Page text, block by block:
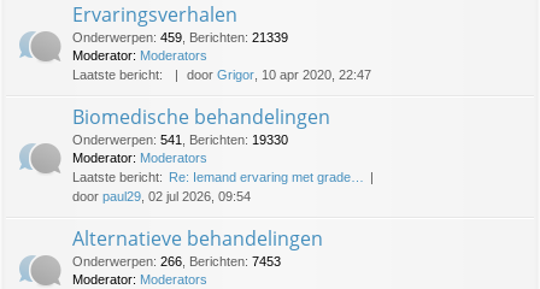
Ervaringsverhalen
Onderwerpen: 459 Berichten: 21339
Moderator: Moderators
Laatste bericht:
door Grigor , 10 apr 2020, 22:47
Biomedische behandelingen
Onderwerpen: 541 Berichten: 19330
Moderator: Moderators
Laatste bericht: Re: Iemand ervaring met grade…
door paul29 , 02 jul 2026, 09:54
Alternatieve behandelingen
Onderwerpen: 266 Berichten: 7453
Moderator: Moderators